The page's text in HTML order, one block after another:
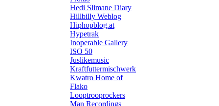
Hedi Slimane Diary
Hillbilly Weblog
Hiphopblog.at
Hypetrak
Inoperable Gallery
ISO 50
Juslikemusic
Kraftfuttermischwerk
Kwatro Home of
Flako
Looptrooprockers
Man Recordings